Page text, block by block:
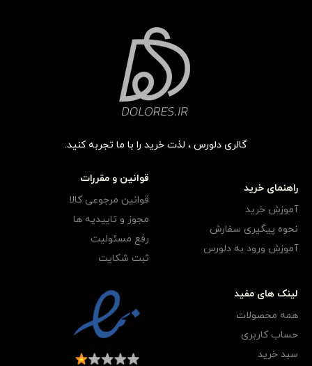
گالری دلورس ، لذت خرید را با ما تجربه کنید.
راهنمای خرید
آموزش خرید
نحوه پیگیری سفارش
آموزش ورود به دلورس
قوانین و مقررات
قوانین مرجوعی کالا
مجوز و تاییدیه ها
رفع مسئولیت
ثبت شکایت
لینک های مفید
همه محصولات
حساب کاربری
سبد خرید